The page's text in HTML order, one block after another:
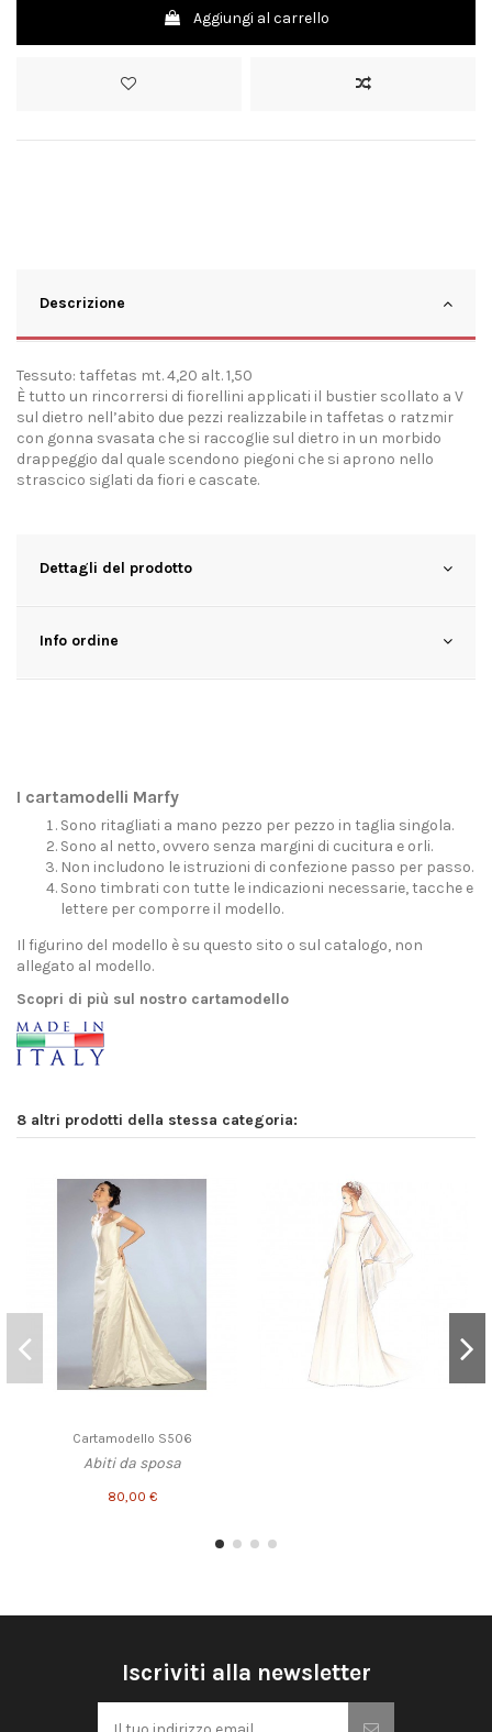
Aggiungi al carrello
Descrizione
Tessuto: taffetas mt. 4,20 alt. 1,50
È tutto un rincorrersi di fiorellini applicati il bustier scollato a V
sul dietro nell’abito due pezzi realizzabile in taffetas o ratzmir
con gonna svasata che si raccoglie sul dietro in un morbido
drappeggio dal quale scendono piegoni che si aprono nello
strascico siglati da fiori e cascate.
Dettagli del prodotto
Info ordine
I cartamodelli Marfy
Sono ritagliati a mano pezzo per pezzo in taglia singola.
Sono al netto, ovvero senza margini di cucitura e orli.
Non includono le istruzioni di confezione passo per passo.
Sono timbrati con tutte le indicazioni necessarie, tacche e
lettere per comporre il modello.
Il figurino del modello è su questo sito o sul catalogo, non
allegato al modello.
Scopri di più sul nostro cartamodello
8 altri prodotti della stessa categoria:
Cartamodello S506
Abiti da sposa
80,00 €
Iscriviti alla newsletter